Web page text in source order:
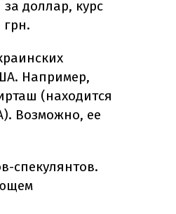
доллар, курс
Например,
(находится
Возможно, ее
спекулянтов.